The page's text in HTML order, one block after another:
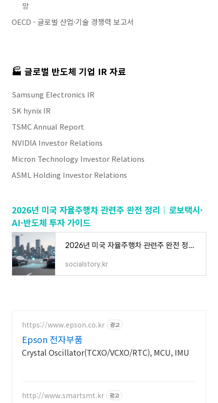
망
OECD - 글로벌 산업·기술 경쟁력 보고서
🏭 글로벌 반도체 기업 IR 자료
Samsung Electronics IR
SK hynix IR
TSMC Annual Report
NVIDIA Investor Relations
Micron Technology Investor Relations
ASML Holding Investor Relations
2026년 미국 자율주행차 관련주 완전 정리｜로보택시·
AI·반도체 투자 가이드
2026년 미국 자율주행차 관련주 완전 정리｜로보택시·AI·반도체 투자 가이드
socialstory.kr
https://www.epson.co.kr 광고
Epson 전자부품
Crystal Oscillator(TCXO/VCXO/RTC), MCU, IMU
http://www.smartsmt.kr 광고